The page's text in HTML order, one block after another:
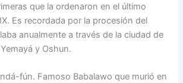
que la ordenaron en el último
Es recordada por la procesión del
anualmente a través de la ciudad de
y Oshun.
fún. Famoso Babalawo que murió en